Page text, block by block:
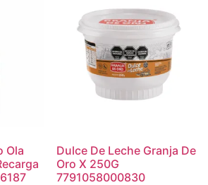
Ola
Dulce De Leche Granja De
Oro X 250G
7791058000830